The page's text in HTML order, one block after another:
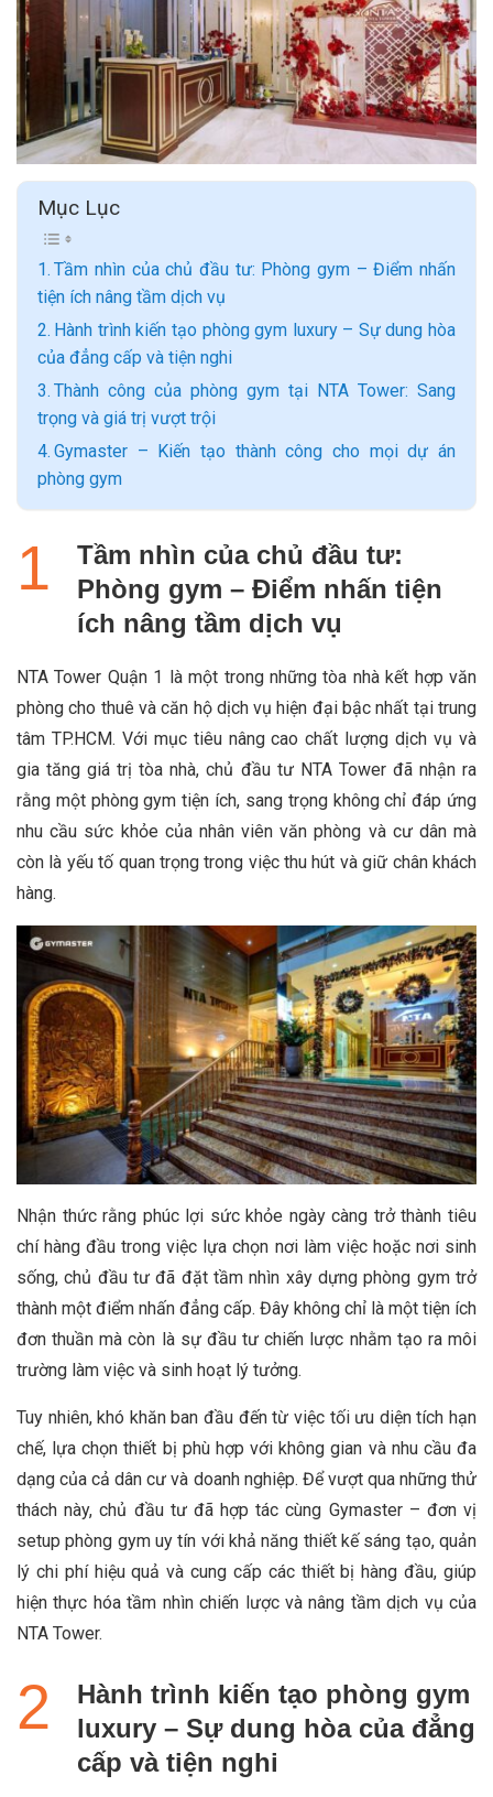
Mục Lục
Tầm nhìn của chủ đầu tư: Phòng gym – Điểm nhấn
tiện ích nâng tầm dịch vụ
Hành trình kiến tạo phòng gym luxury – Sự dung hòa
của đẳng cấp và tiện nghi
Thành công của phòng gym tại NTA Tower: Sang
trọng và giá trị vượt trội
Gymaster – Kiến tạo thành công cho mọi dự án
phòng gym
Tầm nhìn của chủ đầu tư:
Phòng gym – Điểm nhấn tiện
ích nâng tầm dịch vụ
NTA Tower Quận 1 là một trong những tòa nhà kết hợp văn
phòng cho thuê và căn hộ dịch vụ hiện đại bậc nhất tại trung
tâm TP.HCM. Với mục tiêu nâng cao chất lượng dịch vụ và
gia tăng giá trị tòa nhà, chủ đầu tư NTA Tower đã nhận ra
rằng một phòng gym tiện ích, sang trọng không chỉ đáp ứng
nhu cầu sức khỏe của nhân viên văn phòng và cư dân mà
còn là yếu tố quan trọng trong việc thu hút và giữ chân khách
hàng.
Nhận thức rằng phúc lợi sức khỏe ngày càng trở thành tiêu
chí hàng đầu trong việc lựa chọn nơi làm việc hoặc nơi sinh
sống, chủ đầu tư đã đặt tầm nhìn xây dựng phòng gym trở
thành một điểm nhấn đẳng cấp. Đây không chỉ là một tiện ích
đơn thuần mà còn là sự đầu tư chiến lược nhằm tạo ra môi
trường làm việc và sinh hoạt lý tưởng.
Tuy nhiên, khó khăn ban đầu đến từ việc tối ưu diện tích hạn
chế, lựa chọn thiết bị phù hợp với không gian và nhu cầu đa
dạng của cả dân cư và doanh nghiệp. Để vượt qua những thử
thách này, chủ đầu tư đã hợp tác cùng Gymaster – đơn vị
setup phòng gym uy tín với khả năng thiết kế sáng tạo, quản
lý chi phí hiệu quả và cung cấp các thiết bị hàng đầu, giúp
hiện thực hóa tầm nhìn chiến lược và nâng tầm dịch vụ của
NTA Tower.
Hành trình kiến tạo phòng gym
luxury – Sự dung hòa của đẳng
cấp và tiện nghi